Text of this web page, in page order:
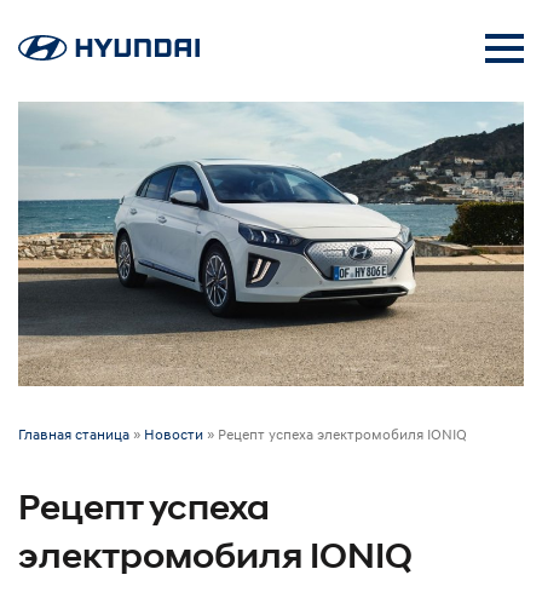
Главная станица » Новости » Рецепт успеха электромобиля IONIQ
Рецепт успеха
электромобиля IONIQ